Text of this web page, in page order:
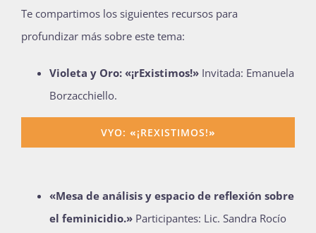
Te compartimos los siguientes recursos para
profundizar más sobre este tema:
Violeta y Oro: «¡rExistimos!» Invitada: Emanuela
Borzacchiello.
VYO: «¡REXISTIMOS!»
«Mesa de análisis y espacio de reflexión sobre
el feminicidio.» Participantes: Lic. Sandra Rocío